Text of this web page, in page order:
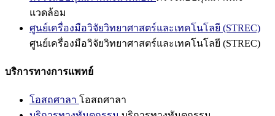
แวดล้อม
ศูนย์เครื่องมือวิจัยวิทยาศาสตร์และเทคโนโลยี (STREC)
ศูนย์เครื่องมือวิจัยวิทยาศาสตร์และเทคโนโลยี (STREC)
บริการทางการแพทย์
โอสถศาลา โอสถศาลา